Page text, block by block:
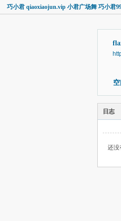
巧小君 qiaoxiaojun.vip 小君广场舞 巧小君
日志
还没